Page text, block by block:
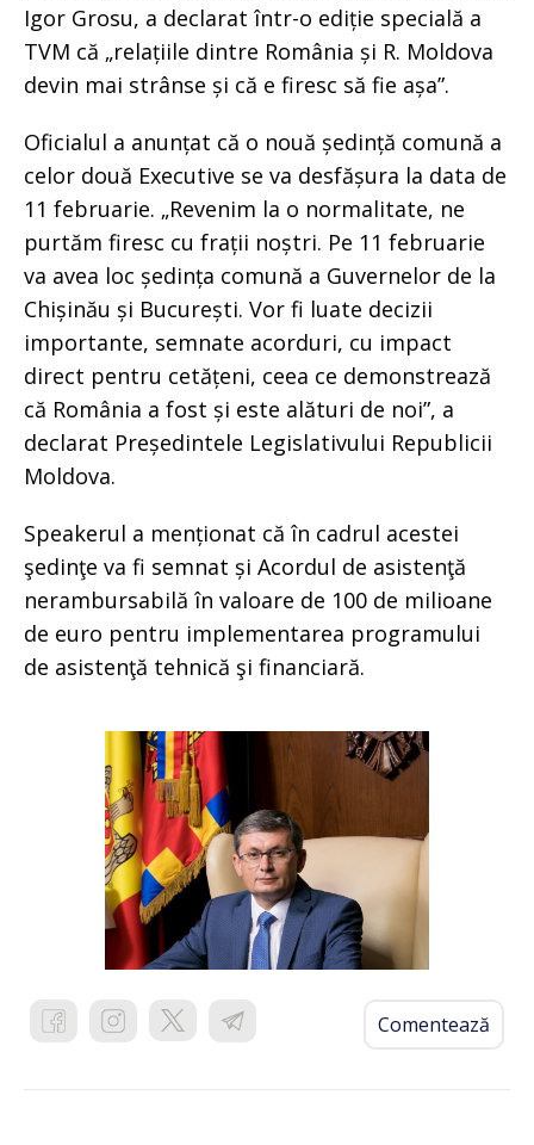
Igor Grosu, a declarat într-o ediție specială a
TVM că „relațiile dintre România și R. Moldova
devin mai strânse și că e firesc să fie așa”.
Oficialul a anunțat că o nouă ședință comună a
celor două Executive se va desfășura la data de
11 februarie. „Revenim la o normalitate, ne
purtăm firesc cu frații noștri. Pe 11 februarie
va avea loc ședința comună a Guvernelor de la
Chișinău și București. Vor fi luate decizii
importante, semnate acorduri, cu impact
direct pentru cetățeni, ceea ce demonstrează
că România a fost și este alături de noi”, a
declarat Președintele Legislativului Republicii
Moldova.
Speakerul a menționat că în cadrul acestei
şedinţe va fi semnat și Acordul de asistenţă
nerambursabilă în valoare de 100 de milioane
de euro pentru implementarea programului
de asistenţă tehnică şi financiară.
Comentează